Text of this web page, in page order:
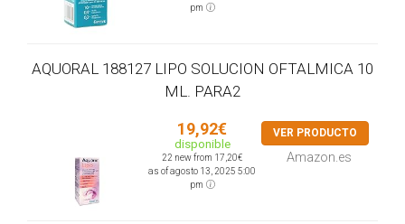
pm
AQUORAL 188127 LIPO SOLUCION OFTALMICA 10
ML. PARA2
19,92€
disponible
22 new from 17,20€
as of agosto 13, 2025 5:00
pm
VER PRODUCTO
Amazon.es